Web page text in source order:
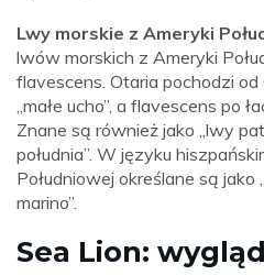
Lwy morskie z Ameryki
lwów morskich z Ameryki
flavescens. Otaria pochodzi
„małe ucho”, a flavescens po
Znane są również jako „lwy
południa”. W języku
Południowej określane są jako
marino”.
Sea Lion: